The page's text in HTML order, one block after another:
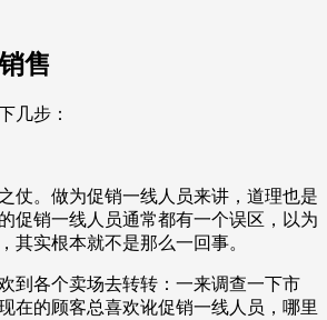
售
几步：
仗。做为促销一线人员来讲，道理也是
促销一线人员通常都有一个误区，以为
其实根本就不是那么一回事。
到各个卖场去转转：一来调查一下市
在的顾客总喜欢讹促销一线人员，哪里